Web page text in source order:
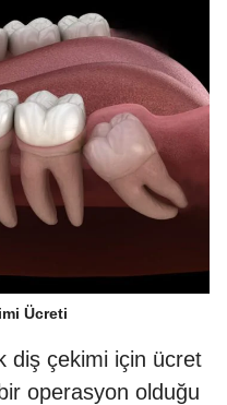
Ücreti
diş çekimi için ücret
operasyon olduğu